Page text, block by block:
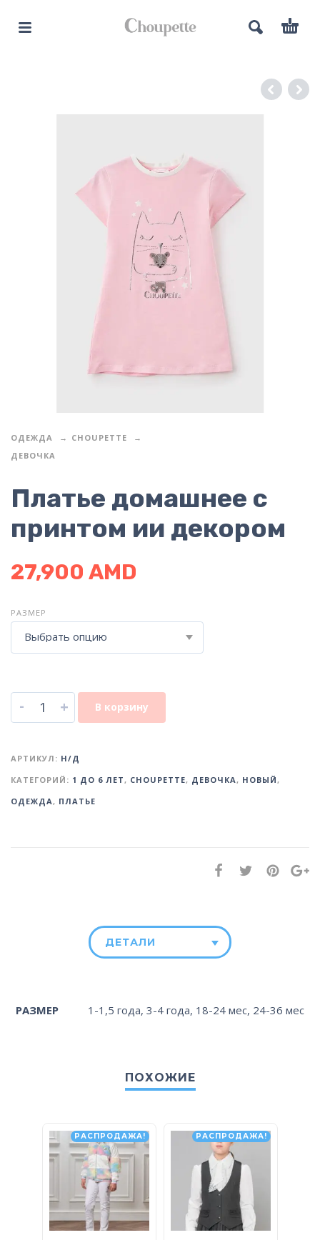
ОДЕЖДА
CHOUPETTE
ДЕВОЧКА
Платье домашнее с
принтом ии декором
27,900 AMD
РАЗМЕР
Выбрать опцию
- + В корзину
АРТИКУЛ: Н/Д
КАТЕГОРИЙ: 1 ДО 6 ЛЕТ, CHOUPETTE, ДЕВОЧКА, НОВЫЙ,
ОДЕЖДА, ПЛАТЬЕ
ДЕТАЛИ
РАЗМЕР 1-1,5 года, 3-4 года, 18-24 мес, 24-36 мес
ПОХОЖИЕ
РАСПРОДАЖА! РАСПРОДАЖА!